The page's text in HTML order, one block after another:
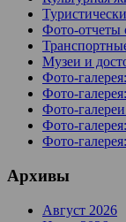
Фото-отчеты
Музеи и
Фото-
Фото-
Фото-
Фото-
Фото-
Архивы
Август 2026